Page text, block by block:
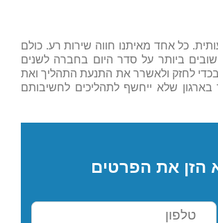
כל אחד מאיתנו חווה שירות רע. כולם
ביותר על סדר היום בחברה לשנים
לחזק ולאשרר את התנעת התהליך ואת
שלא ייחשף לתהליכים לחשיבותם
הזן את הפרטים